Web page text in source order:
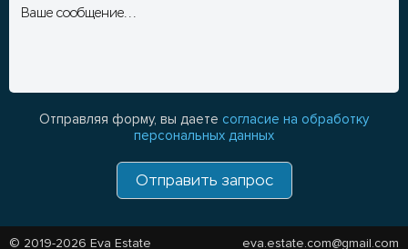
Отправляя форму, вы даете согласие на обработку
персональных данных
Отправить запрос
© 2019-2026 Eva Estate eva.estate.com@gmail.com